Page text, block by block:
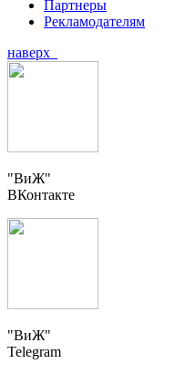
Партнеры
Рекламодателям
наверх
"ВиЖ"
ВКонтакте
"ВиЖ"
Telegram